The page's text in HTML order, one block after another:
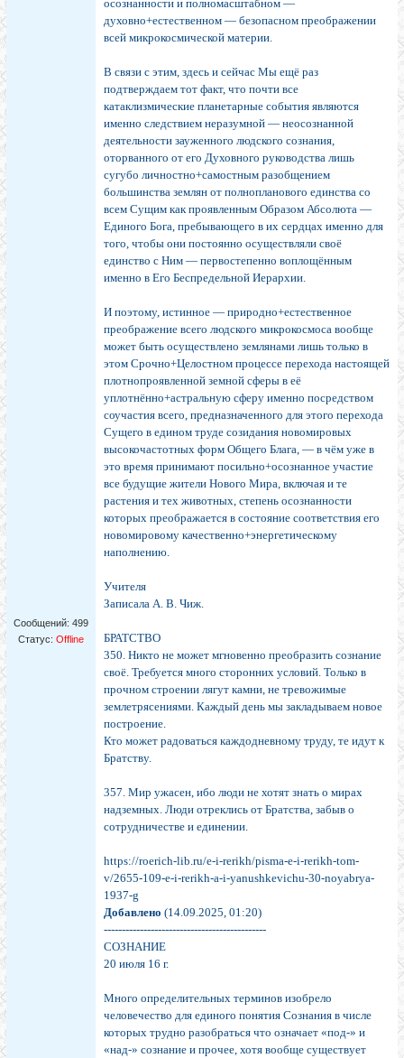
Сообщений: 499
Статус: Offline
осознанности и полномасштабном —
духовно+естественном — безопасном преображении
всей микрокосмической материи.
В связи с этим, здесь и сейчас Мы ещё раз
подтверждаем тот факт, что почти все
катаклизмические планетарные события являются
именно следствием неразумной — неосознанной
деятельности зауженного людского сознания,
оторванного от его Духовного руководства лишь
сугубо личностно+самостным разобщением
большинства землян от полнопланового единства со
всем Сущим как проявленным Образом Абсолюта —
Единого Бога, пребывающего в их сердцах именно для
того, чтобы они постоянно осуществляли своё
единство с Ним — первостепенно воплощённым
именно в Его Беспредельной Иерархии.
И поэтому, истинное — природно+естественное
преображение всего людского микрокосмоса вообще
может быть осуществлено землянами лишь только в
этом Срочно+Целостном процессе перехода настоящей
плотнопроявленной земной сферы в её
уплотнённо+астральную сферу именно посредством
соучастия всего, предназначенного для этого перехода
Сущего в едином труде созидания новомировых
высокочастотных форм Общего Блага, — в чём уже в
это время принимают посильно+осознанное участие
все будущие жители Нового Мира, включая и те
растения и тех животных, степень осознанности
которых преображается в состояние соответствия его
новомировому качественно+энергетическому
наполнению.
Учителя
Записала А. В. Чиж.
БРАТСТВО
350. Никто не может мгновенно преобразить сознание
своё. Требуется много сторонних условий. Только в
прочном строении лягут камни, не тревожимые
землетрясениями. Каждый день мы закладываем новое
построение.
Кто может радоваться каждодневному труду, те идут к
Братству.
357. Мир ужасен, ибо люди не хотят знать о мирах
надземных. Люди отреклись от Братства, забыв о
сотрудничестве и единении.
https://roerich-lib.ru/e-i-rerikh/pisma-e-i-rerikh-tom-
v/2655-109-e-i-rerikh-a-i-yanushkevichu-30-noyabrya-
1937-g
Добавлено (14.09.2025, 01:20)
---------------------------------------------
СОЗНАНИЕ
20 июля 16 г.
Много определительных терминов изобрело
человечество для единого понятия Сознания в числе
которых трудно разобраться что означает «под-» и
«над-» сознание и прочее, хотя вообще существует